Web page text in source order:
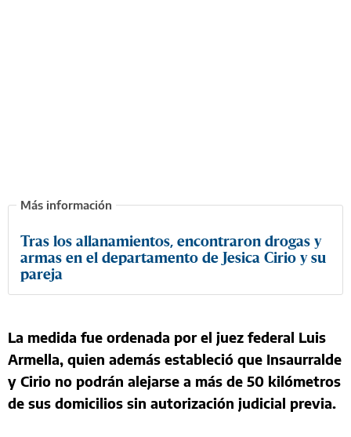
Tras los allanamientos, encontraron drogas y
armas en el departamento de Jesica Cirio y su
pareja
La medida fue ordenada por el juez federal Luis
Armella, quien además estableció que Insaurralde
y Cirio no podrán alejarse a más de 50 kilómetros
de sus domicilios sin autorización judicial previa.